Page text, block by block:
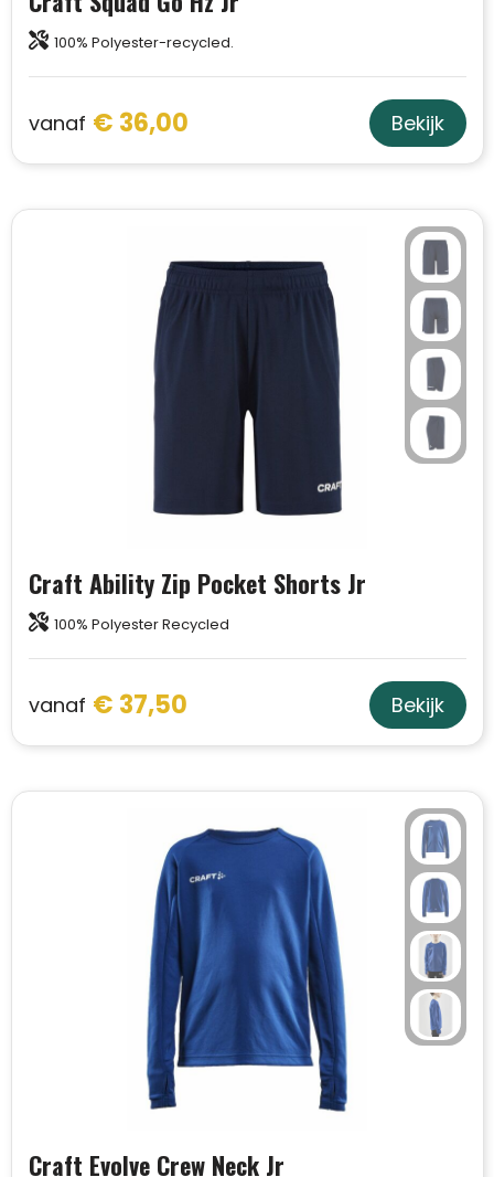
100% Polyester-recycled.
vanaf € 36,00 Bekijk
Craft Ability Zip Pocket Shorts Jr
100% Polyester Recycled
vanaf € 37,50 Bekijk
Craft Evolve Crew Neck Jr